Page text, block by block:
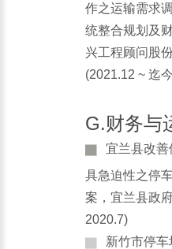
作之运输需求
统整合规划及
兴工程顾问股
(2021.12 ~ 迄
G.财务与
宜兰县改
具急迫性之停
案，宜兰县政
2020.7)
新竹市停